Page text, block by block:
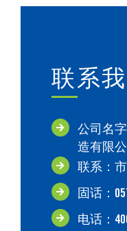
联系我
公司名
造有限公
联系：
固话：
电话：